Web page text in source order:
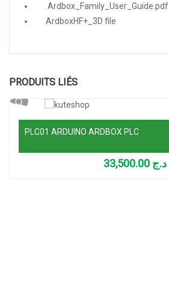
Ardbox_Family_User_Guide.pdf
ArdboxHF+_3D file
PRODUITS LIÉS
PLC01 ARDUINO ARDBOX PLC
د.ج 33,500.00